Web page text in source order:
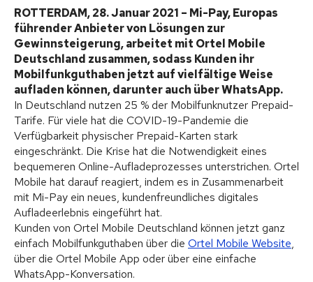
ROTTERDAM, 28. Januar 2021 – Mi-Pay, Europas
führender Anbieter von Lösungen zur
Gewinnsteigerung, arbeitet mit Ortel Mobile
Deutschland zusammen, sodass Kunden ihr
Mobilfunkguthaben jetzt auf vielfältige Weise
aufladen können, darunter auch über WhatsApp.
In Deutschland nutzen 25 % der Mobilfunknutzer Prepaid-
Tarife. Für viele hat die COVID-19-Pandemie die
Verfügbarkeit physischer Prepaid-Karten stark
eingeschränkt. Die Krise hat die Notwendigkeit eines
bequemeren Online-Aufladeprozesses unterstrichen. Ortel
Mobile hat darauf reagiert, indem es in Zusammenarbeit
mit Mi-Pay ein neues, kundenfreundliches digitales
Aufladeerlebnis eingeführt hat.
Kunden von Ortel Mobile Deutschland können jetzt ganz
einfach Mobilfunkguthaben über die Ortel Mobile Website,
über die Ortel Mobile App oder über eine einfache
WhatsApp-Konversation.